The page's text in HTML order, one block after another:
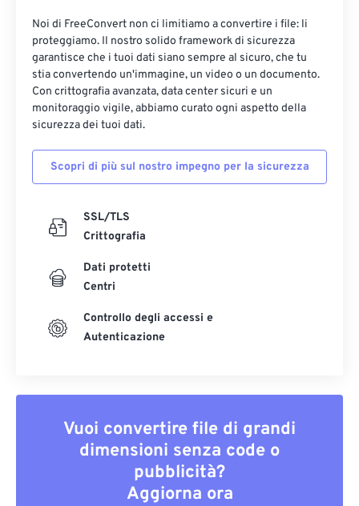
Noi di FreeConvert non ci limitiamo a convertire i file: li
proteggiamo. Il nostro solido framework di sicurezza
garantisce che i tuoi dati siano sempre al sicuro, che tu
stia convertendo un'immagine, un video o un documento.
Con crittografia avanzata, data center sicuri e un
monitoraggio vigile, abbiamo curato ogni aspetto della
sicurezza dei tuoi dati.
Scopri di più sul nostro impegno per la sicurezza
SSL/TLS
Crittografia
Dati protetti
Centri
Controllo degli accessi e
Autenticazione
Vuoi convertire file di grandi
dimensioni senza code o
pubblicità?
Aggiorna ora